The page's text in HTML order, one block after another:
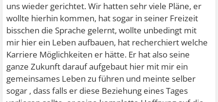
uns wieder gerichtet. Wir hatten sehr viele Pläne, er
wollte hierhin kommen, hat sogar in seiner Freizeit
bisschen die Sprache gelernt, wollte unbedingt mit
mir hier ein Leben aufbauen, hat recherchiert welche
Karriere Möglichkeiten er hätte. Er hat also seine
ganze Zukunft darauf aufgebaut hier mit mir ein
gemeinsames Leben zu führen und meinte selber
sogar , dass falls er diese Beziehung eines Tages